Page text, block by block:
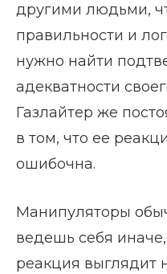
другими людьми,
правильности и
нужно найти
адекватности
Газлайтер же
в том, что ее
ошибочна.
Манипуляторы
ведешь себя
реакция выглядит